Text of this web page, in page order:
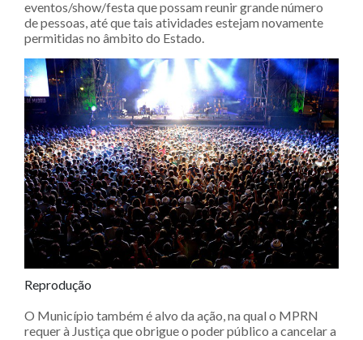
eventos/show/festa que possam reunir grande número
de pessoas, até que tais atividades estejam novamente
permitidas no âmbito do Estado.
Reprodução
O Município também é alvo da ação, na qual o MPRN
requer à Justiça que obrigue o poder público a cancelar a